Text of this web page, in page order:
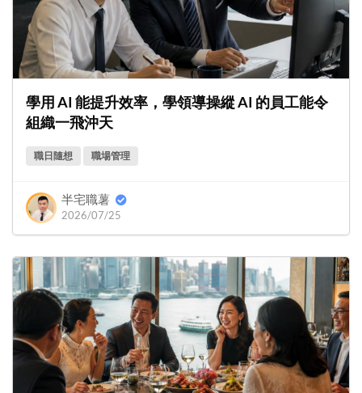
學用 AI 能提升效率，學領導操縱 AI 的員工能令
組織一飛沖天
職日隨想 職場管理
半宅職薯
2026/07/25